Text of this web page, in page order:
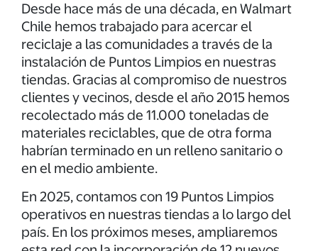
Desde hace más de una década, en Walmart
Chile hemos trabajado para acercar el
reciclaje a las comunidades a través de la
instalación de Puntos Limpios en nuestras
tiendas. Gracias al compromiso de nuestros
clientes y vecinos, desde el año 2015 hemos
recolectado más de 11.000 toneladas de
materiales reciclables, que de otra forma
habrían terminado en un relleno sanitario o
en el medio ambiente.
En 2025, contamos con 19 Puntos Limpios
operativos en nuestras tiendas a lo largo del
país. En los próximos meses, ampliaremos